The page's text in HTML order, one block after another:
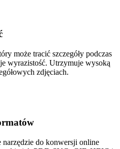
może tracić szczegóły podczas
wyrazistość. Utrzymuje wysoką
zdjęciach.
narzędzie do konwersji online